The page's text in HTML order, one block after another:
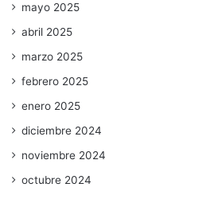
mayo 2025
abril 2025
marzo 2025
febrero 2025
enero 2025
diciembre 2024
noviembre 2024
octubre 2024